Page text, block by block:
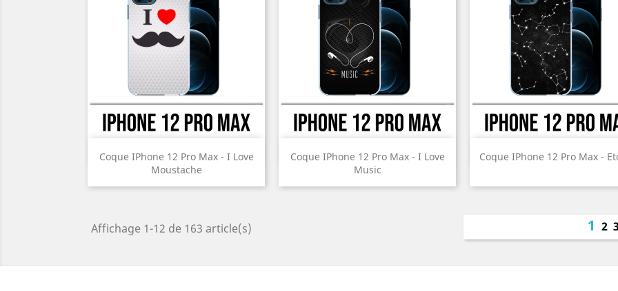
Coque IPhone 12 Pro Max - I Love
Moustache
Prix
Aperçu rapide
Coque IPhone 12 Pro Max - I Love
Music
Prix
Aperçu rapide Coque IPhone 12 Pro Max -
Aperçu rapide
Affichage 1-12 de 163 article(s) 12